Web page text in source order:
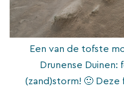
Een van de tofste
Drunense
(zand)storm! 🙂